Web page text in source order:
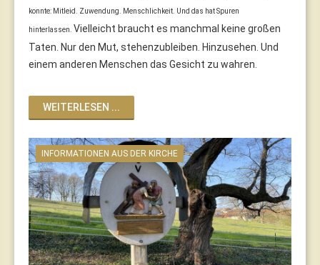
konnte: Mitleid. Zuwendung. Menschlichkeit. Und das hat Spuren
hinterlassen. Vielleicht braucht es manchmal keine großen
Taten. Nur den Mut, stehenzubleiben. Hinzusehen. Und
einem anderen Menschen das Gesicht zu wahren.
WEITERLESEN ...
INFORMATIONEN AUS DER KIRCHE